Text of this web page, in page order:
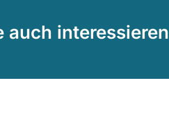
auch interessieren